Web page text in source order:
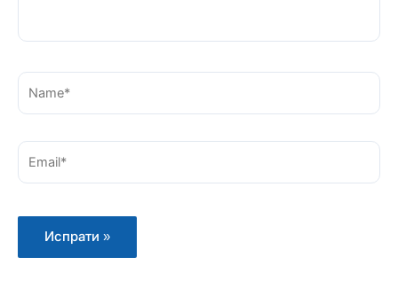
Name*
Email*